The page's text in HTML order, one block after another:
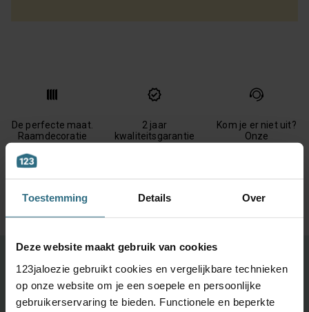
Toestemming Details Over
Deze website maakt gebruik van cookies
123jaloezie gebruikt cookies en vergelijkbare technieken
op onze website om je een soepele en persoonlijke
gebruikerservaring te bieden. Functionele en beperkte
De perfecte maat.
Raamdecoratie
met de hand
gemaakt
2 jaar
kwaliteitsgarantie
Kom je er niet uit?
Onze
Ontdek je favoriete product!
Grootste keuze uit diverse materialen en kleuren.